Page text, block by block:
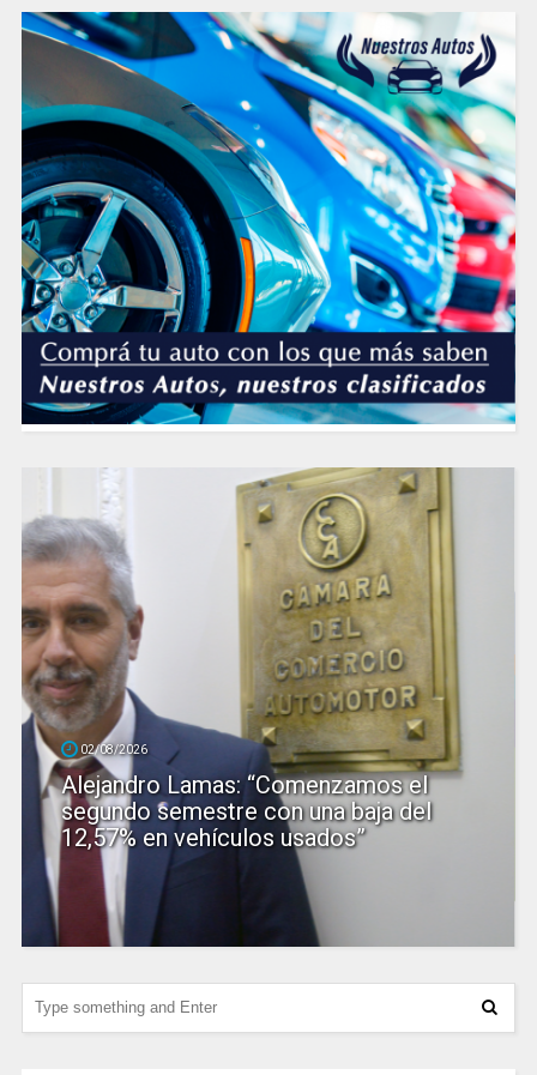
02/08/2026
Alejandro Lamas: “Comenzamos el
segundo semestre con una baja del
12,57% en vehículos usados”